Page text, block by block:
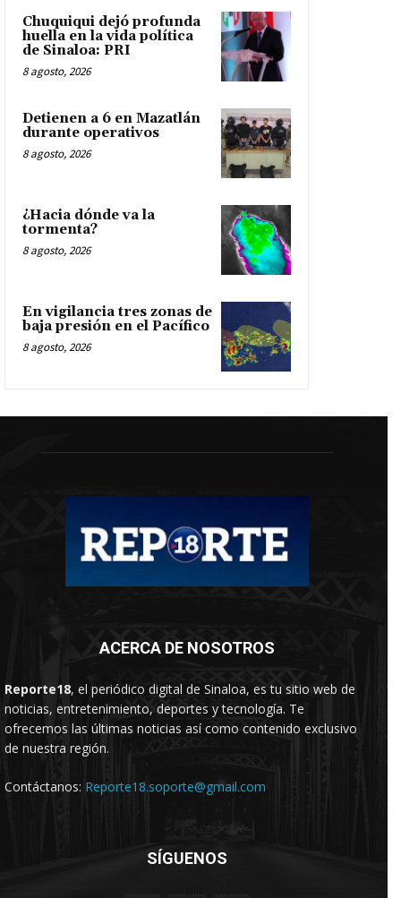
Chuquiqui dejó profunda
huella en la vida política
de Sinaloa: PRI
8 agosto, 2026
Detienen a 6 en Mazatlán
durante operativos
8 agosto, 2026
¿Hacia dónde va la
tormenta?
8 agosto, 2026
En vigilancia tres zonas de
baja presión en el Pacífico
8 agosto, 2026
ACERCA DE NOSOTROS
Reporte18, el periódico digital de Sinaloa, es tu sitio web de
noticias, entretenimiento, deportes y tecnología. Te
ofrecemos las últimas noticias así como contenido exclusivo
de nuestra región.
Contáctanos: Reporte18.soporte@gmail.com
SÍGUENOS